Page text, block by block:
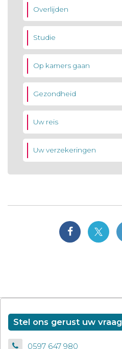
Overlijden
Studie
Op kamers gaan
Gezondheid
Uw reis
Uw verzekeringen
Stel ons gerust uw vraag
0597 647 980